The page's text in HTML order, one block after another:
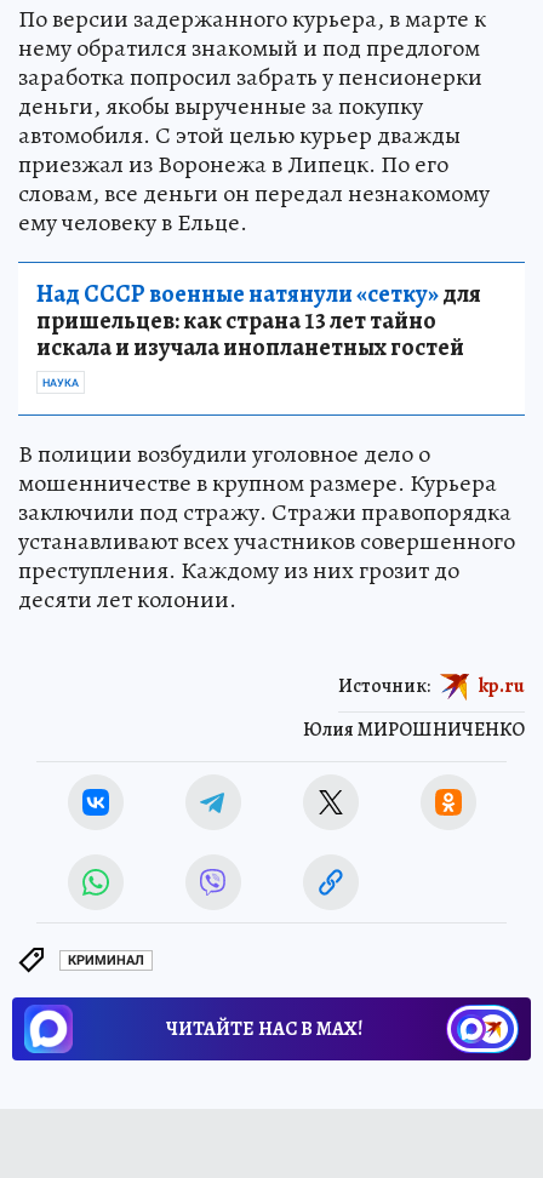
По версии задержанного курьера, в марте к
нему обратился знакомый и под предлогом
заработка попросил забрать у пенсионерки
деньги, якобы вырученные за покупку
автомобиля. С этой целью курьер дважды
приезжал из Воронежа в Липецк. По его
словам, все деньги он передал незнакомому
ему человеку в Ельце.
Над СССР военные натянули «сетку»для
пришельцев: как страна 13 лет тайно
искала и изучала инопланетных гостей
НАУКА
В полиции возбудили уголовное дело о
мошенничестве в крупном размере. Курьера
заключили под стражу. Стражи правопорядка
устанавливают всех участников совершенного
преступления. Каждому из них грозит до
десяти лет колонии.
Юлия МИРОШНИЧЕНКО
Источник: kp.ru
КРИМИНАЛ
ЧИТАЙТЕ НАС В МАХ!